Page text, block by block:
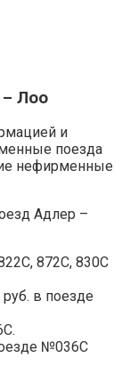
Лоо
и
поезда
нефирменные
Адлер –
872С, 830С
в поезде
№036С